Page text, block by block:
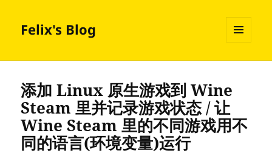
Felix's Blog
AND
添加 Linux 原生游戏到 Wine
Steam 里并记录游戏状态 / 让
Wine Steam 里的不同游戏用不
同的语言(环境变量)运行